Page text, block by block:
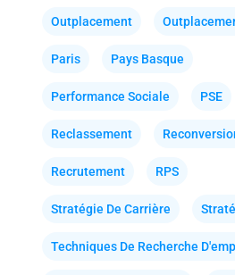
Outplacement
Paris Pays Basque
Performance Sociale PSE
Reclassement
Recrutement RPS
Stratégie De Carrière
Techniques De Recherche